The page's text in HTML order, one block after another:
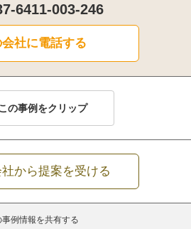
6411-003-246
会社に電話する
の事例をクリップ
から提案を受ける
事例情報を共有する